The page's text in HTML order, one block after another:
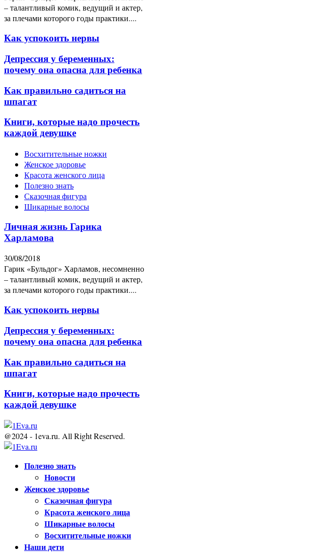
– талантливый комик, ведущий и актер,
за плечами которого годы практики....
Как успокоить нервы
Депрессия у беременных:
почему она опасна для ребенка
Как правильно садиться на
шпагат
Книги, которые надо прочесть
каждой девушке
Восхитительные ножки
Женское здоровье
Красота женского лица
Полезно знать
Сказочная фигура
Шикарные волосы
Личная жизнь Гарика
Харламова
30/08/2018
Гарик «Бульдог» Харламов, несомненно
– талантливый комик, ведущий и актер,
за плечами которого годы практики....
Как успокоить нервы
Депрессия у беременных:
почему она опасна для ребенка
Как правильно садиться на
шпагат
Книги, которые надо прочесть
каждой девушке
@2024 - 1eva.ru. All Right Reserved.
Полезно знать
Новости
Женское здоровье
Сказочная фигура
Красота женского лица
Шикарные волосы
Восхитительные ножки
Наши дети